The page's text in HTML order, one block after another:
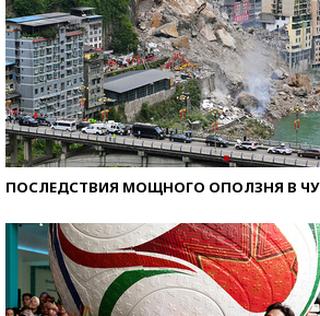
ПОСЛЕДСТВИЯ МОЩНОГО ОПОЛЗНЯ В